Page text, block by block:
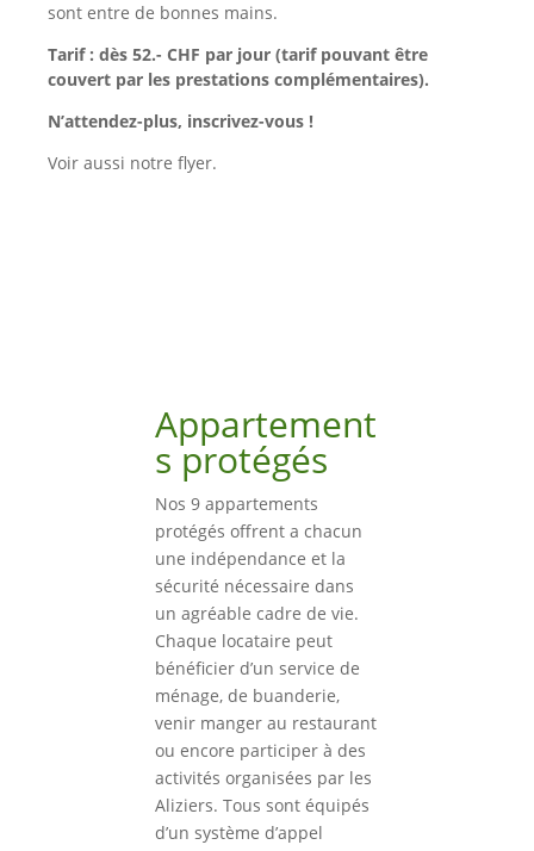
sont entre de bonnes mains.
Tarif : dès 52.- CHF par jour (tarif pouvant être
couvert par les prestations complémentaires).
N’attendez-plus, inscrivez-vous !
Voir aussi notre flyer.
Appartement
s protégés
Nos 9 appartements
protégés offrent a chacun
une indépendance et la
sécurité nécessaire dans
un agréable cadre de vie.
Chaque locataire peut
bénéficier d’un service de
ménage, de buanderie,
venir manger au restaurant
ou encore participer à des
activités organisées par les
Aliziers. Tous sont équipés
d’un système d’appel